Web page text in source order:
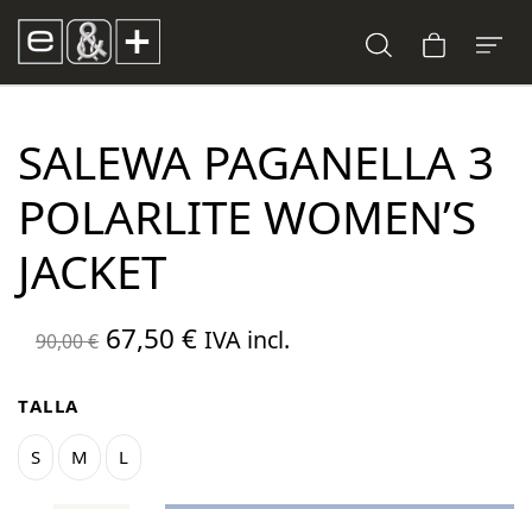
SALEWA PAGANELLA 3
POLARLITE WOMEN’S
JACKET
90,00€ El
era:
90,00 €.
67,50 €El
IVA incl.
TALLA
S M L